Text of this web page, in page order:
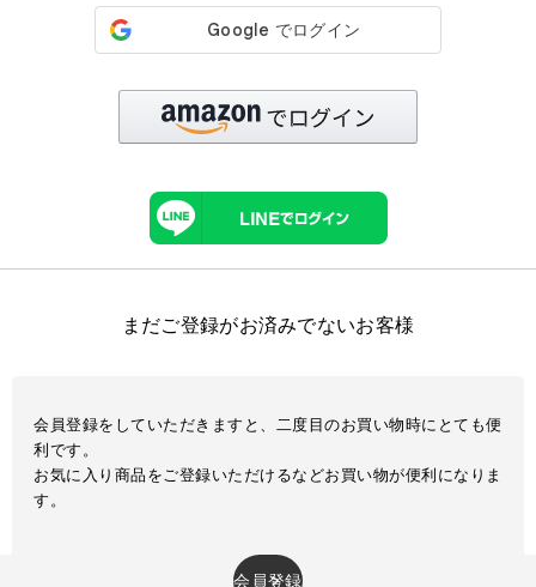
まだご登録がお済みでないお客様
会員登録をしていただきますと、二度目のお買い物時にとても便
利です。
お気に入り商品をご登録いただけるなどお買い物が便利になりま
す。
会員登録